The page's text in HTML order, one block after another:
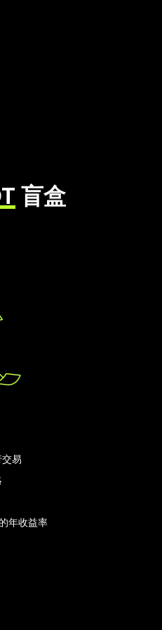
盲盒
易
年收益率